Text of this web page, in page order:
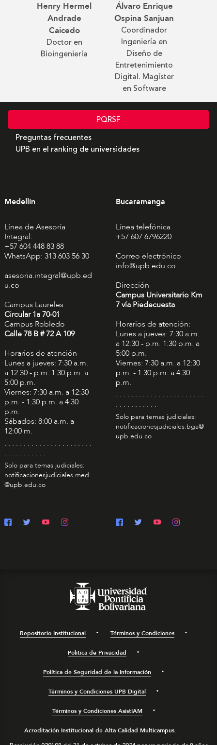
Henry Hermel
Andrade
Caicedo
Doctor en
Bioingeniería
Álvaro Enrique
Ospina Sanjuan
Coordinador
Ingeniería en
Diseño de
Entretenimiento
Digital. Magíster
en Software
PQRSF
Preguntas frecuentes
UPB en el ranking de universidades
Medellín
Línea de Asesoría
Integral:
+57 604 448 83 88
WhatsApp: 313 603 56 30
asesoria.integral@upb.ed
u.co
Campus Laureles
Circular 1a 70-01
Campus Robledo
Calle 78 B # 72 A 109
Horarios de atención
Lunes a jueves: 7:30 a.m.
a 12:30 - p.m. 1:30 p.m. a
5:00 p.m.
Viernes: 7:30 a.m. a 12:30
p.m. - 1:30 p.m. a 4:30
p.m.
Sábados: 8:00 a.m. a
12:00 m.
. . . . . . . . . . . . . . . . . . . . . . .
. . . . . . . . . . .
Solo para temas judiciales:
notificacionesjudiciales.med
@upb.edu.co
Bucaramanga
Línea telefónica
+57 607 6796220
Correo electrónico
info@upb.edu.co
Dirección
Campus Universitario Km
7 vía Piedecuesta
Horarios de atención:
Lunes a jueves: 7:30 a.m.
a 12:30 - p.m. 1:30 p.m. a
5:00 p.m.
Viernes: 7:30 a.m. a 12:30
p.m. - 1:30 p.m. a 4:30
p.m.
. . . . . . . . . . . . . . . . . . . . . . .
. . . . . . . . . . .
Solo para temas judiciales:
notificacionesjudiciales.bga@
upb.edu.co
Repositorio Institucional Términos y Condiciones
Política de Privacidad
Política de Seguridad de la Información
Términos y Condiciones UPB Digital
Términos y Condiciones AsistIAM
Acreditación Institucional de Alta Calidad Multicampus.